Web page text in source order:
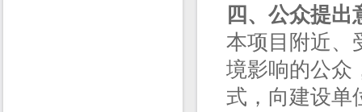
四、公众提出
本项目附近、
境影响的公众
式，向建设单